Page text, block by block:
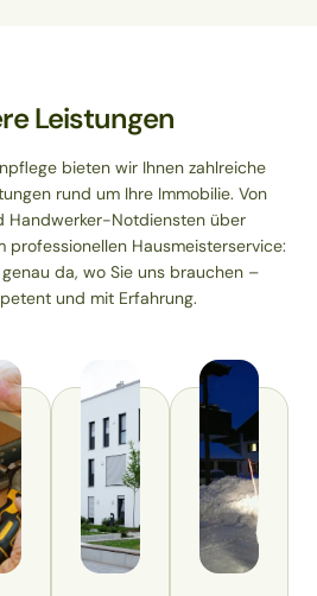
Leistungen
bieten wir Ihnen zahlreiche
rund um Ihre Immobilie. Von
Handwerker-Notdiensten über
professionellen Hausmeisterservice:
da, wo Sie uns brauchen –
und mit Erfahrung.